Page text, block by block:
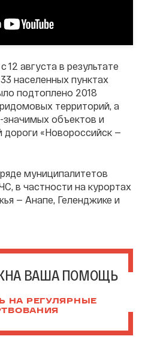
августа в результате
населенных пунктах
подтоплено 2018
территорий, а
объектов и
дороги «Новороссийск —
муниципалитетов
в частности на курортах
— Анапе, Геленджике и
ВАША ПОМОЩЬ
НА РЕГУЛЯРНЫЕ